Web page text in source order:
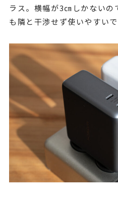
ラス。横幅が3㎝しかない
も隣と干渉せず使いやすいで